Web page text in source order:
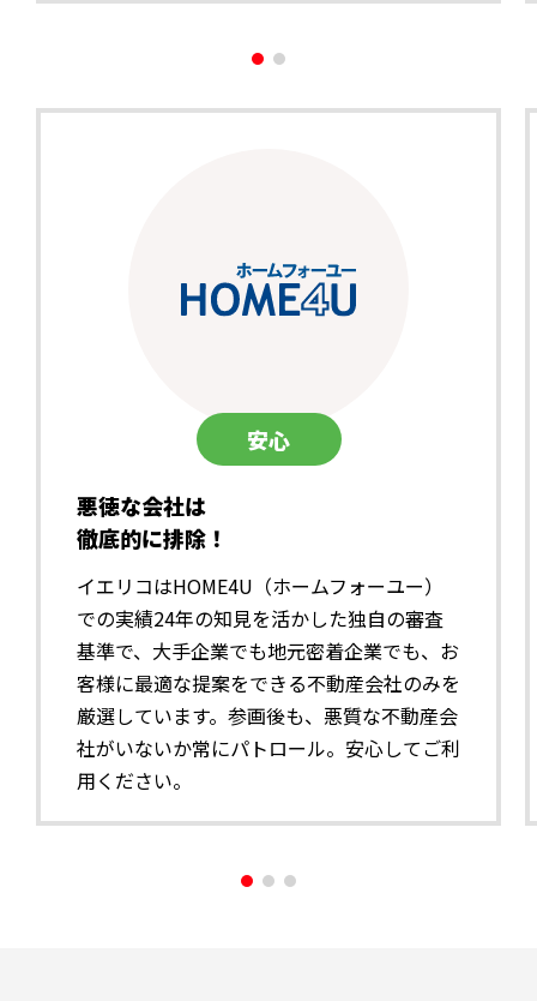
安心
悪徳な会社は
徹底的に排除！
イエリコはHOME4U（ホームフォーユー）
での実績24年の知見を活かした独自の審査
基準で、大手企業でも地元密着企業でも、お
客様に最適な提案をできる不動産会社のみを
厳選しています。参画後も、悪質な不動産会
社がいないか常にパトロール。安心してご利
用ください。